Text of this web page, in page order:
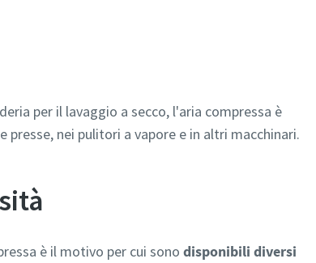
per il lavaggio a secco, l'aria compressa è
presse, nei pulitori a vapore e in altri macchinari.
è il motivo per cui sono disponibili diversi